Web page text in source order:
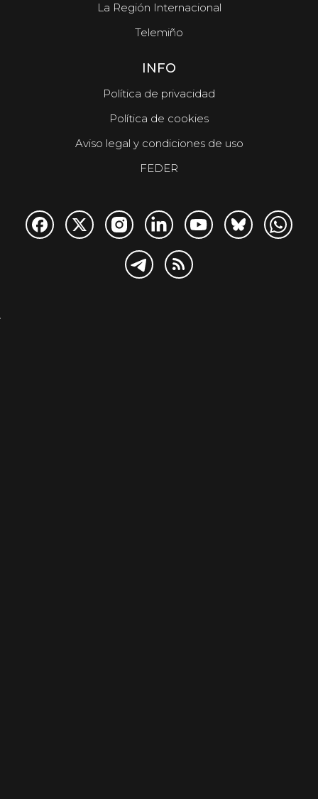
La Región Internacional
Telemiño
INFO
Política de privacidad
Política de cookies
Aviso legal y condiciones de uso
FEDER